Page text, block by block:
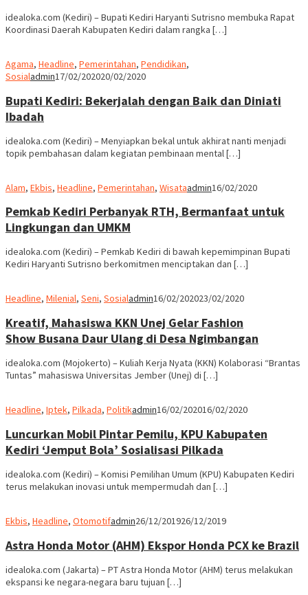
idealoka.com (Kediri) – Bupati Kediri Haryanti Sutrisno membuka Rapat
Koordinasi Daerah Kabupaten Kediri dalam rangka […]
Agama, Headline, Pemerintahan, Pendidikan,
Sosialadmin17/02/202020/02/2020
Bupati Kediri: Bekerjalah dengan Baik dan Diniati
Ibadah
idealoka.com (Kediri) – Menyiapkan bekal untuk akhirat nanti menjadi
topik pembahasan dalam kegiatan pembinaan mental […]
Alam, Ekbis, Headline, Pemerintahan, Wisataadmin16/02/2020
Pemkab Kediri Perbanyak RTH, Bermanfaat untuk
Lingkungan dan UMKM
idealoka.com (Kediri) – Pemkab Kediri di bawah kepemimpinan Bupati
Kediri Haryanti Sutrisno berkomitmen menciptakan dan […]
Headline, Milenial, Seni, Sosialadmin16/02/202023/02/2020
Kreatif, Mahasiswa KKN Unej Gelar Fashion
Show Busana Daur Ulang di Desa Ngimbangan
idealoka.com (Mojokerto) – Kuliah Kerja Nyata (KKN) Kolaborasi “Brantas
Tuntas” mahasiswa Universitas Jember (Unej) di […]
Headline, Iptek, Pilkada, Politikadmin16/02/202016/02/2020
Luncurkan Mobil Pintar Pemilu, KPU Kabupaten
Kediri ‘Jemput Bola’ Sosialisasi Pilkada
idealoka.com (Kediri) – Komisi Pemilihan Umum (KPU) Kabupaten Kediri
terus melakukan inovasi untuk mempermudah dan […]
Ekbis, Headline, Otomotifadmin26/12/201926/12/2019
Astra Honda Motor (AHM) Ekspor Honda PCX ke Brazil
idealoka.com (Jakarta) – PT Astra Honda Motor (AHM) terus melakukan
ekspansi ke negara-negara baru tujuan […]